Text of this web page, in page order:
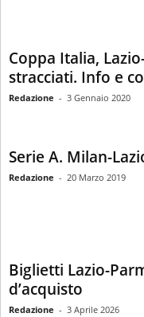
Coppa Italia,
stracciati. Info e
Redazione - 3 Gennaio 2020
Serie A. Milan-
Redazione - 20 Marzo 2019
Biglietti Lazio-
d’acquisto
Redazione - 3 Aprile 2026